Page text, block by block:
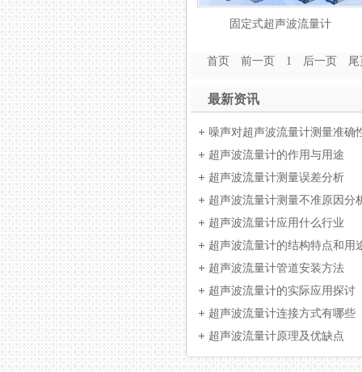
固定式超声波流量计
首页 前一页 1 后一页 尾
最新资讯
噪声对超声波流量计测量准确
超声波流量计的作用与用途
超声波流量计测量误差分析
超声波流量计测量不准原因分
超声波流量计应用什么行业
超声波流量计的结构特点和用
超声波流量计管道安装方法
超声波流量计的实际应用探讨
超声波流量计连接方式有哪些
超声波流量计原理及优缺点